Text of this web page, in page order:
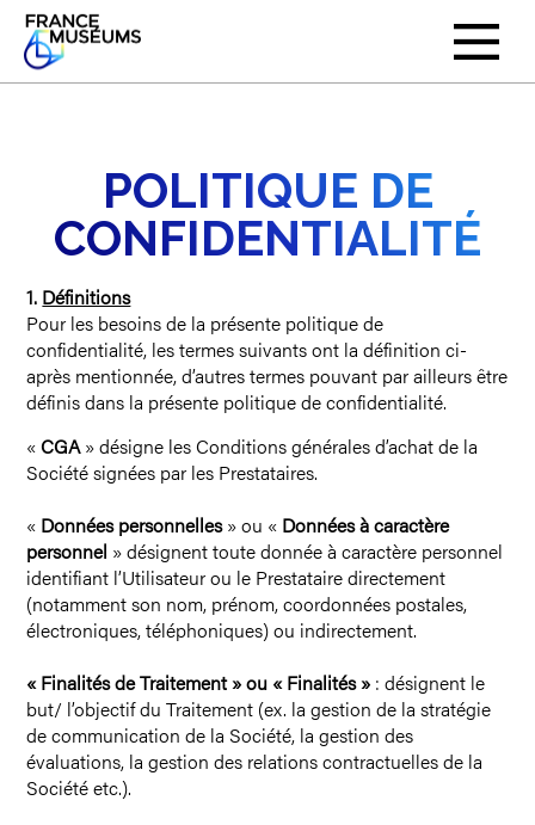
POLITIQUE DE
CONFIDENTIALITÉ
1. Définitions
Pour les besoins de la présente politique de
confidentialité, les termes suivants ont la définition ci-
après mentionnée, d’autres termes pouvant par ailleurs être
définis dans la présente politique de confidentialité.
«CGA» désigne les Conditions générales d’achat de la
Société signées par les Prestataires.
« Données personnelles» ou « Données à caractère
personnel » désignent toute donnée à caractère personnel
identifiant l’Utilisateur ou le Prestataire directement
(notamment son nom, prénom, coordonnées postales,
électroniques, téléphoniques) ou indirectement.
« Finalités de Traitement » ou « Finalités » : désignent le
but/ l’objectif du Traitement (ex. la gestion de la stratégie
de communication de la Société, la gestion des
évaluations, la gestion des relations contractuelles de la
Société etc.).